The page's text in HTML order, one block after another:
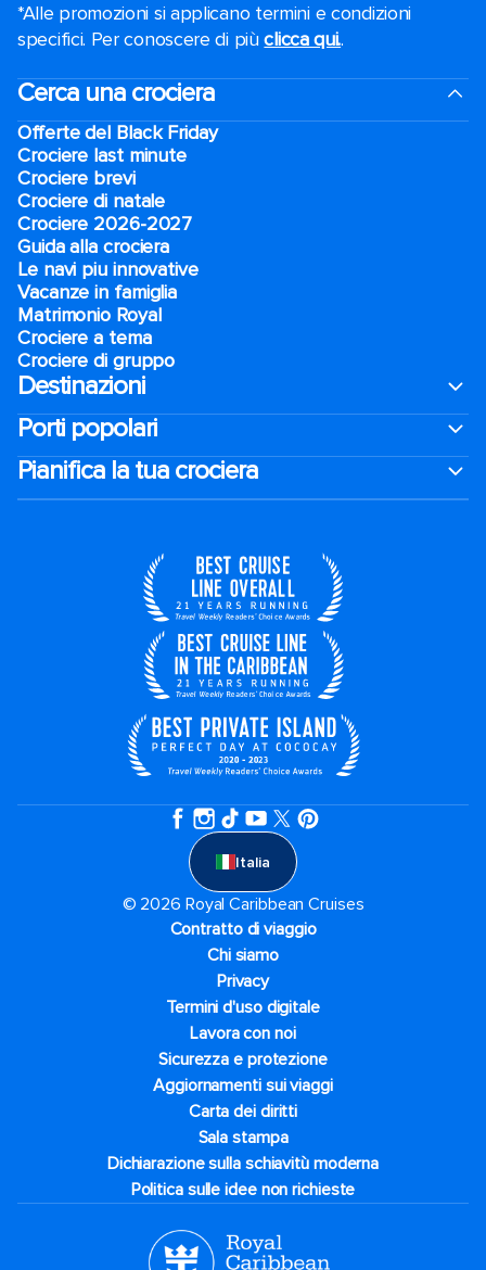
*Alle promozioni si applicano termini e condizioni
specifici. Per conoscere di piùclicca qui..
Cerca una crociera
Offerte del Black Friday
Crociere last minute
Crociere brevi​
Crociere di natale​
Crociere 2026-2027
Guida alla crociera
Le navi piu innovative
Vacanze in famiglia
Matrimonio Royal
Crociere a tema
Crociere di gruppo
Destinazioni
Porti popolari
Pianifica la tua crociera
Italia
© 2026 Royal Caribbean Cruises
Contratto di viaggio
Chi siamo
Privacy
Termini d'uso digitale
Lavora con noi
Sicurezza e protezione
Aggiornamenti sui viaggi
Carta dei diritti
Sala stampa
Dichiarazione sulla schiavitù moderna
Politica sulle idee non richieste